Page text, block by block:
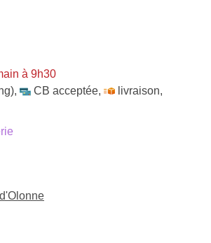
à 9h30
, CB acceptée, livraison,